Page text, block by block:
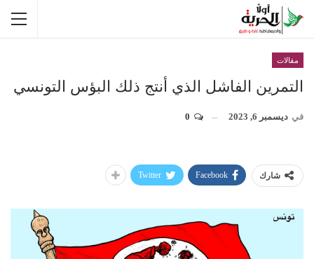
مقالات
التمرين الفاشل الذي أنتج ذلك البؤس التونسي
في ديسمبر 6, 2023
شارك Facebook
Twitter